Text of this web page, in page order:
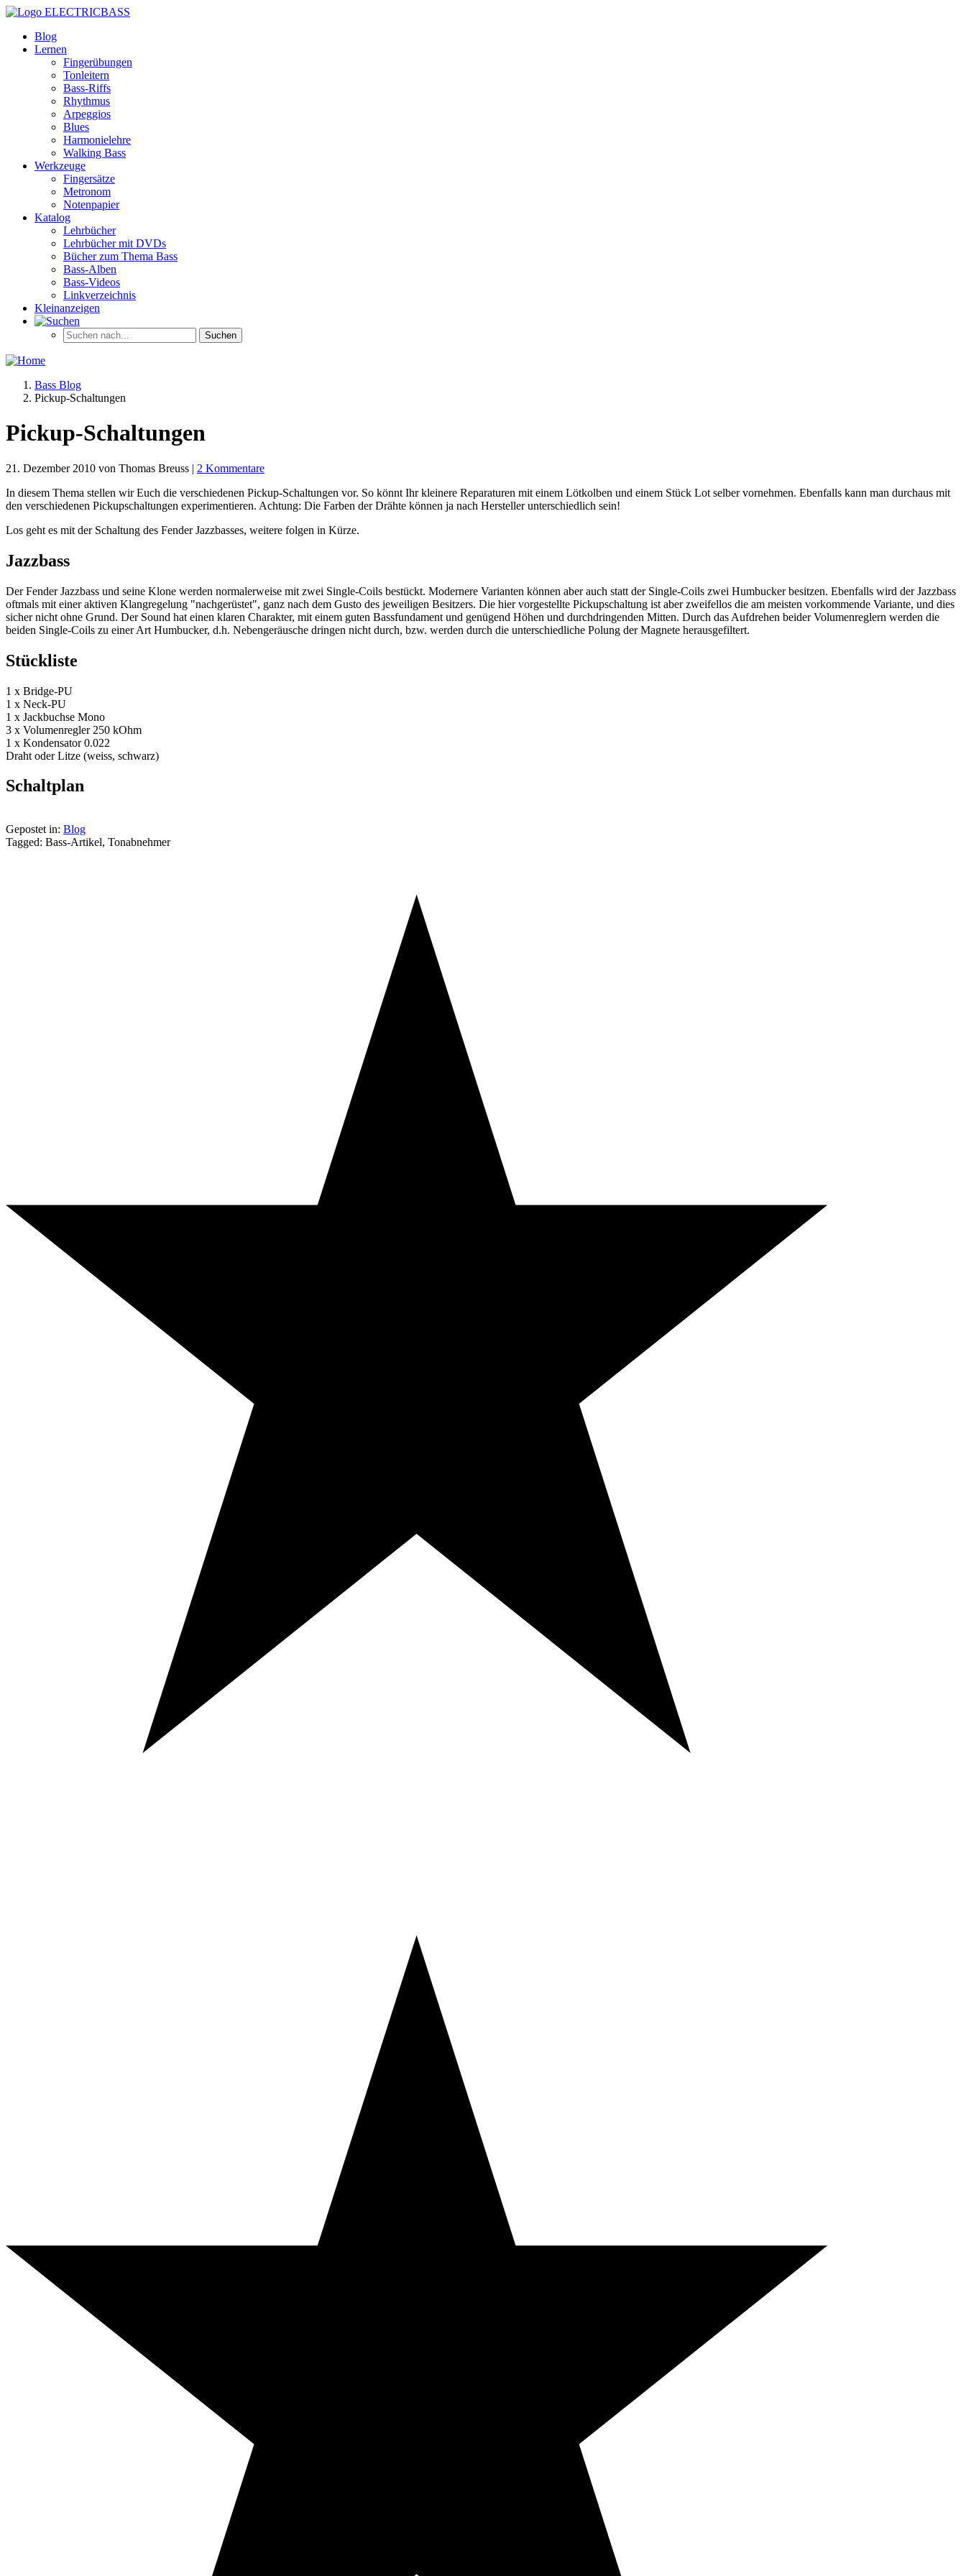
ELECTRICBASS
Blog
Lernen
Fingerübungen
Tonleitern
Bass-Riffs
Rhythmus
Arpeggios
Blues
Harmonielehre
Walking Bass
Werkzeuge
Fingersätze
Metronom
Notenpapier
Katalog
Lehrbücher
Lehrbücher mit DVDs
Bücher zum Thema Bass
Bass-Alben
Bass-Videos
Linkverzeichnis
Kleinanzeigen
Bass Blog
Pickup-Schaltungen
Pickup-Schaltungen
21. Dezember 2010 von Thomas Breuss | 2 Kommentare
In diesem Thema stellen wir Euch die verschiedenen Pickup-Schaltungen vor. So könnt Ihr kleinere Reparaturen mit einem Lötkolben und einem Stück Lot selber vornehmen. Ebenfalls kann man durchaus mit
den verschiedenen Pickupschaltungen experimentieren. Achtung: Die Farben der Drähte können ja nach Hersteller unterschiedlich sein!
Los geht es mit der Schaltung des Fender Jazzbasses, weitere folgen in Kürze.
Jazzbass
Der Fender Jazzbass und seine Klone werden normalerweise mit zwei Single-Coils bestückt. Modernere Varianten können aber auch statt der Single-Coils zwei Humbucker besitzen. Ebenfalls wird der Jazzbass
oftmals mit einer aktiven Klangregelung "nachgerüstet", ganz nach dem Gusto des jeweiligen Besitzers. Die hier vorgestellte Pickupschaltung ist aber zweifellos die am meisten vorkommende Variante, und dies
sicher nicht ohne Grund. Der Sound hat einen klaren Charakter, mit einem guten Bassfundament und genügend Höhen und durchdringenden Mitten. Durch das Aufdrehen beider Volumenreglern werden die
beiden Single-Coils zu einer Art Humbucker, d.h. Nebengeräusche dringen nicht durch, bzw. werden durch die unterschiedliche Polung der Magnete herausgefiltert.
Stückliste
1 x Bridge-PU
1 x Neck-PU
1 x Jackbuchse Mono
3 x Volumenregler 250 kOhm
1 x Kondensator 0.022
Draht oder Litze (weiss, schwarz)
Schaltplan
Gepostet in: Blog
Tagged: Bass-Artikel, Tonabnehmer